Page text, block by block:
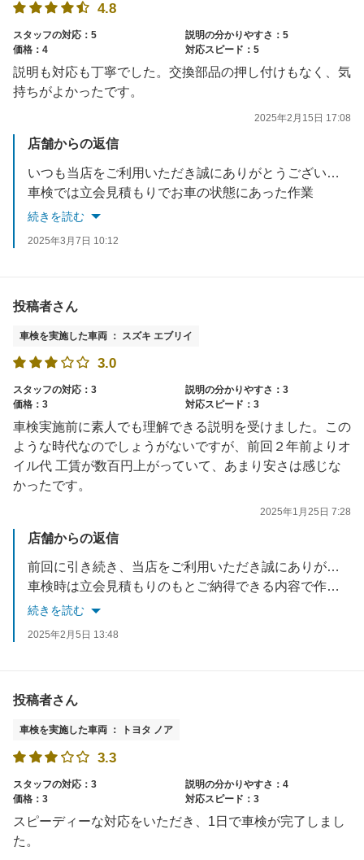
4.8
スタッフの対応：5
説明の分かりやすさ：5
価格：4
対応スピード：5
説明も対応も丁寧でした。交換部品の押し付けもなく、気
持ちがよかったです。
2025年2月15日 17:08
店舗からの返信
いつも当店をご利用いただき誠にありがとうございます。
車検では立会見積もりでお車の状態にあった作業
を提案させていただき、お客様が納得していただけるよう丁寧な説明を心がけています。
続きを読む
2025年3月7日 10:12
投稿者さん
車検を実施した車両 ： スズキ エブリイ
3.0
スタッフの対応：3
説明の分かりやすさ：3
価格：3
対応スピード：3
車検実施前に素人でも理解できる説明を受けました。この
ような時代なのでしょうがないですが、前回２年前よりオ
イル代 工賃が数百円上がっていて、あまり安さは感じな
かったです。
2025年1月25日 7:28
店舗からの返信
前回に引き続き、当店をご利用いただき誠にありがとうございます。
車検時は立会見積もりのもとご納得できる内容で作業をさせていただきます。
昨今の価格高騰においてお客様にはご不便をおかけしますが、何卒ご理解いただけますようお願い申し上げます。
続きを読む
2025年2月5日 13:48
投稿者さん
車検を実施した車両 ： トヨタ ノア
3.3
スタッフの対応：3
説明の分かりやすさ：4
価格：3
対応スピード：3
スピーディーな対応をいただき、1日で車検が完了しまし
た。